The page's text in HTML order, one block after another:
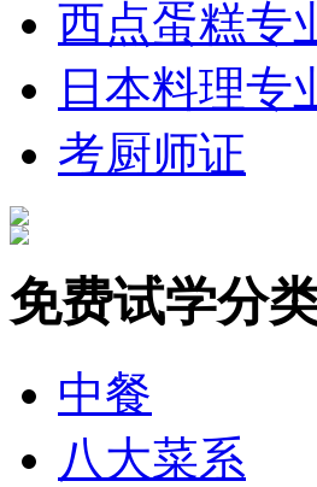
西点蛋糕专
日本料理专
考厨师证
免费试学分
中餐
八大菜系